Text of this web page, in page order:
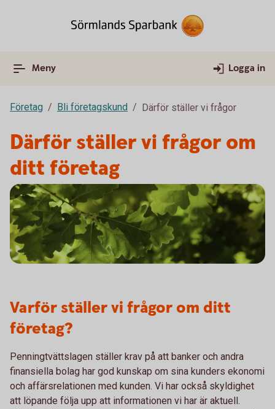
Meny Logga in
Företag Bli företagskund Därför ställer vi frågor
Därför ställer vi frågor om
ditt företag
Varför ställer vi frågor om ditt
företag?
Penningtvättslagen ställer krav på att banker och andra
finansiella bolag har god kunskap om sina kunders ekonomi
och affärsrelationen med kunden. Vi har också skyldighet
att löpande följa upp att informationen vi har är aktuell.